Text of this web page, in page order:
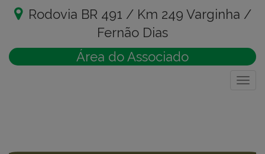
Rodovia BR 491 / Km 249 Varginha /
Fernão Dias
Área do Associado